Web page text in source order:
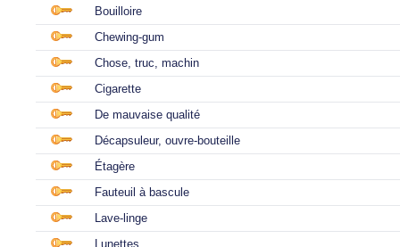
Bouilloire
Chewing-gum
Chose, truc, machin
Cigarette
De mauvaise qualité
Décapsuleur, ouvre-bouteille
Étagère
Fauteuil à bascule
Lave-linge
Lunettes